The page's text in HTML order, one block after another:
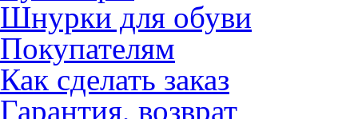
Шнурки для обуви
Покупателям
Как сделать заказ
Гарантия, возврат